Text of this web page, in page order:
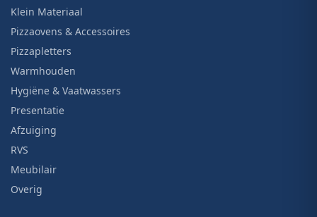
Klein Materiaal
Pizzaovens & Accessoires
Pizzapletters
Warmhouden
Hygiëne & Vaatwassers
Presentatie
Afzuiging
RVS
Meubilair
Overig